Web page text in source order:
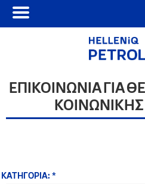
ΕΠΙΚΟΙΝΩΝΙΑ ΓΙΑ
ΚΑΤΗΓΟΡΙΑ: *